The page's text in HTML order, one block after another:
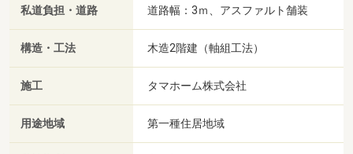
私道負担・道路 道路幅：3ｍ、アスファルト舗装
構造・工法 木造2階建（軸組工法）
施工 タマホーム株式会社
用途地域 第一種住居地域